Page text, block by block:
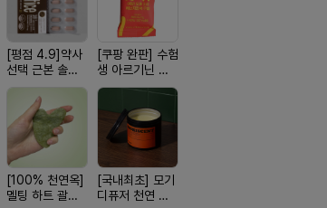
[평점 4.9]약사
선택 근본 솔루
션, 솔티스
[쿠팡 완판] 수험
생 아르기닌 에
너지 젤리
[100% 천연옥]
멜팅 하트 괄사
[국내최초] 모기
디퓨저 천연 계